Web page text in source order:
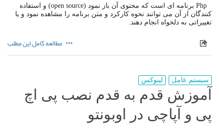
Php برنامه ای است که محتوی آن باز نمود (open source) و استفاده
کنندگان از آن می توانند نحوه کارکرد و متن برنامه را مشاهده نمود و یا
تغییراتی به دلخواه انجام دهند.
مطالعه کامل این مطلب
سیستم عامل لینوکس
آموزش قدم به قدم نصب پی اچ
پی و آپاچی در اوبونتو